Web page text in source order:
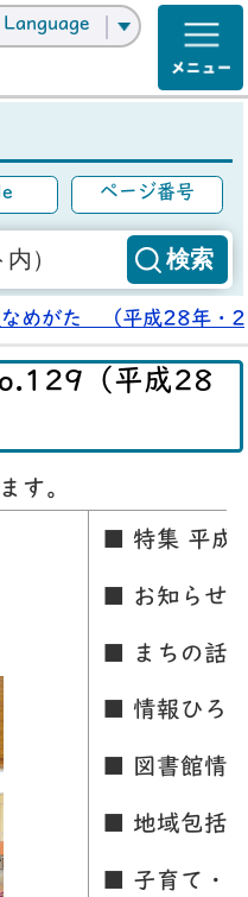
Language
ページ番号
なめがた （平成28年・
（平成28
す。
■ 特集 平成
■ お知らせ
■ まちの話
■ 情報ひろ
■ 図書館情
■ 地域包括
■ 子育て・